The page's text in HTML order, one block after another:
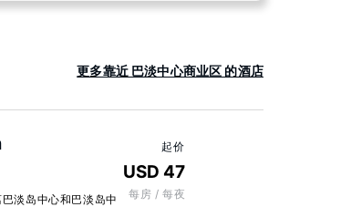
更多靠近 巴淡中心商业区 的酒店
淡岛中心和巴淡岛中
起价
USD 47
每房 / 每夜